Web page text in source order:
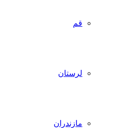
قم
لرستان
مازندران